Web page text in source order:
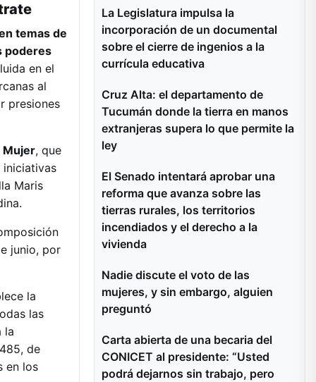
temas de
poderes
en el
al
presiones
Mujer, que
iniciativas
Maris
junio, por
la
las
la
de
en los
La Legislatura impulsa la
incorporación de un documental
sobre el cierre de ingenios a la
currícula educativa
Cruz Alta: el departamento de
Tucumán donde la tierra en manos
extranjeras supera lo que permite la
ley
El Senado intentará aprobar una
reforma que avanza sobre las
tierras rurales, los territorios
incendiados y el derecho a la
vivienda
Nadie discute el voto de las
mujeres, y sin embargo, alguien
preguntó
Carta abierta de una becaria del
CONICET al presidente: “Usted
podrá dejarnos sin trabajo, pero